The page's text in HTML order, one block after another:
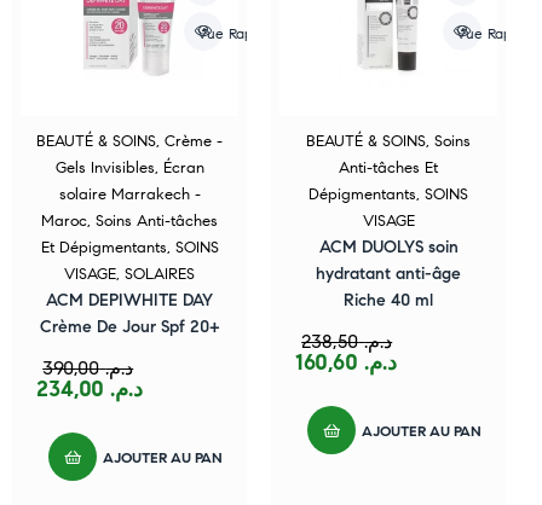
Vue Rapide
BEAUTÉ & SOINS, Crème -
Gels Invisibles, Écran
solaire Marrakech -
Maroc, Soins Anti-tâches
Et Dépigmentants, SOINS
VISAGE, SOLAIRES
ACM DEPIWHITE DAY
Crème De Jour Spf 20+
د.م.390,00
د.م.
AJOUTER AU PANIER
Vue Rapide
BEAUTÉ & SOINS, Soins
Anti-tâches Et
Dépigmentants, SOINS
VISAGE
ACM DUOLYS soin
hydratant anti-âge
Riche 40 ml
د.م.238,50
د.م.
AJOUTER AU PANIER